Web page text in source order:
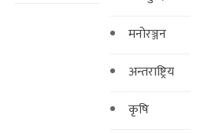
मनोरञ्जन
अन्तराष्ट्रिय
कृषि